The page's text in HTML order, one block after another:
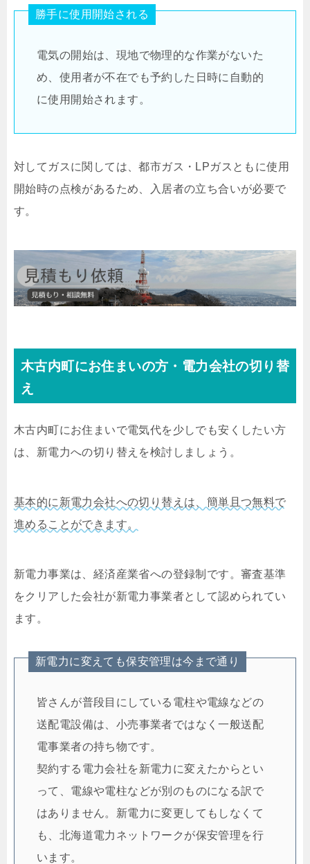
勝手に使用開始される
電気の開始は、現地で物理的な作業がないた
め、使用者が不在でも予約した日時に自動的
に使用開始されます。
対してガスに関しては、都市ガス・LPガスともに使用
開始時の点検があるため、入居者の立ち合いが必要で
す。
木古内町にお住まいの方・電力会社の切り替
え
木古内町にお住まいで電気代を少しでも安くしたい方
は、新電力への切り替えを検討しましょう。
基本的に新電力会社への切り替えは、簡単且つ無料で
進めることができます。
新電力事業は、経済産業省への登録制です。審査基準
をクリアした会社が新電力事業者として認められてい
ます。
新電力に変えても保安管理は今まで通り
皆さんが普段目にしている電柱や電線などの
送配電設備は、小売事業者ではなく一般送配
電事業者の持ち物です。
契約する電力会社を新電力に変えたからとい
って、電線や電柱などが別のものになる訳で
はありません。新電力に変更してもしなくて
も、北海道電力ネットワークが保安管理を行
います。